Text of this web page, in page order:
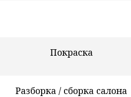
Покраска
Разборка / сборка салона